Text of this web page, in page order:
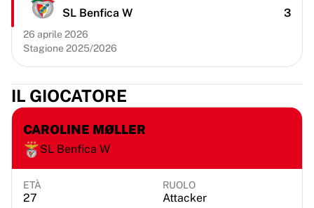
LA Clippers
Visualizza tutta la NBA
Le migliori squadre europee
Beşiktaş Gain
Slovenia
Virtus Bologna
Guerri Napoli
Altri sport
Ciclismo
Team Visma | Lease a bike
Soudal Quick Step
SL Benfica W 3
26 aprile 2026
Stagione 2025/2026
IL GIOCATORE
CAROLINE MØLLER
SL Benfica W
ETÀ
27
RUOLO
Attacker